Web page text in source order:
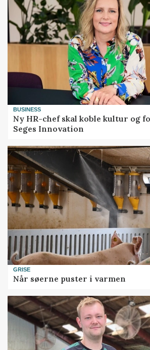
BUSINESS
Ny HR-chef skal koble kultur og
Seges Innovation
GRISE
Når søerne puster i varmen